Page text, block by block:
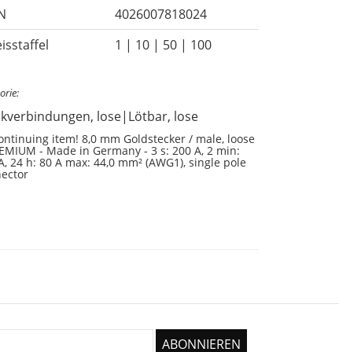
4026007818024
1 | 10 | 50 | 100
lose|Lötbar, lose
item! 8,0 mm Goldstecker / male, loose
- Made in Germany - 3 s: 200 A, 2 min:
24 h: 80 A max: 44,0 mm² (AWG1), single pole